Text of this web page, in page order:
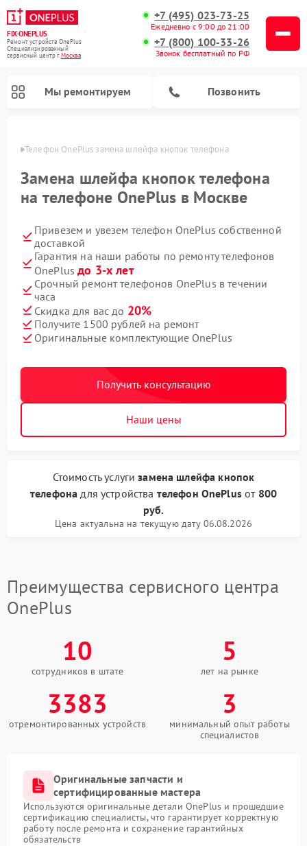
FIX-ONEPLUS
Ремонт устройств OnePlus
Специализированный
cервисный центр г.Москва
+7 (495) 023-73-25
Ежедневно с 9:00 до 21:00
+7 (800) 100-33-26
Звонок бесплатный по РФ
Мы ремонтируем Позвонить
Телефон OnePlus замена шлейфа кнопок телефона
Замена шлейфа кнопок телефона
на телефоне OnePlus в Москве
Привезем и увезем телефон OnePlus собственной
доставкой
Гарантия на наши работы по ремонту телефонов
OnePlusдо 3-х лет
Срочный ремонт телефонов OnePlus в течении
часа
Скидка для вас до 20%
Получите 1500 рублей на ремонт
Оригинальные комплектующие OnePlus
Получить консультацию
Наши цены
Стоимость услугизамена шлейфа кнопок
телефона для устройства телефон OnePlusот 800
руб.
Цена актуальна на текущую дату 06.08.2026
Преимущества сервисного центра
OnePlus
10
сотрудников в штате
5
лет на рынке
3383
отремонтированных устройств
3
минимальный опыт работы
специалистов
Оригинальные запчасти и
сертифицированные мастера
Используются оригинальные детали OnePlus и прошедшие
сертификацию специалисты, что гарантирует корректную
работу после ремонта и сохранение гарантийных
обязательств